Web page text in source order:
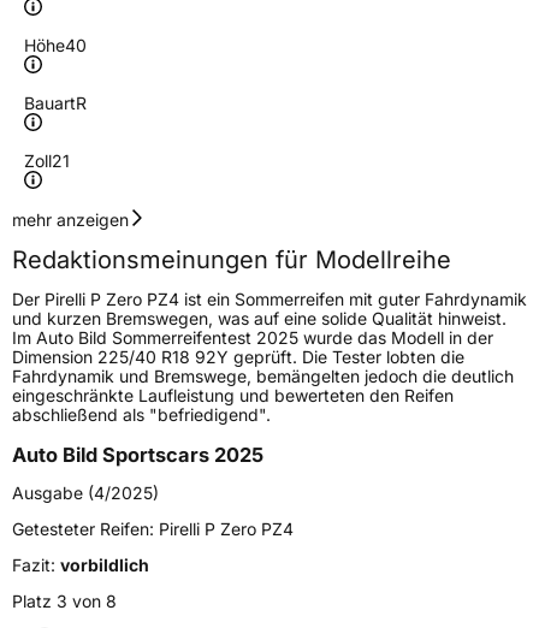
Höhe40
BauartR
Zoll21
Geschwindigkeitsindex
Höchstgeschwindigkeit
300 km/h
Lastindex 109
Höchstlast1030 kg
Gewicht (in kg)15,69 kg
Generelle Merkmale
FahrzeugtypSUV
VerwendungSommerreifen
ModellnameP Zero PZ4
Fahrzeugart
mehr anzeigen
Redaktionsmeinungen für Modellreihe
Der Pirelli P Zero PZ4 ist ein Sommerreifen mit guter Fahrdynamik
und kurzen Bremswegen, was auf eine solide Qualität hinweist.
Im Auto Bild Sommerreifentest 2025 wurde das Modell in der
Dimension 225/40 R18 92Y geprüft. Die Tester lobten die
Fahrdynamik und Bremswege, bemängelten jedoch die deutlich
eingeschränkte Laufleistung und bewerteten den Reifen
abschließend als "befriedigend".
Auto Bild Sportscars 2025
Ausgabe (4/2025)
Getesteter Reifen: Pirelli P Zero PZ4
Fazit: vorbildlich
Platz 3 von 8